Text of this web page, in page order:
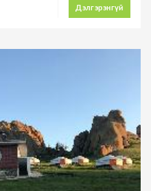
Дэлгэрэнгүй